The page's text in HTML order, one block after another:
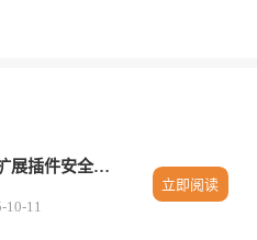
谷歌浏览器扩展插件安全使用注意事项
10-11
立即阅读